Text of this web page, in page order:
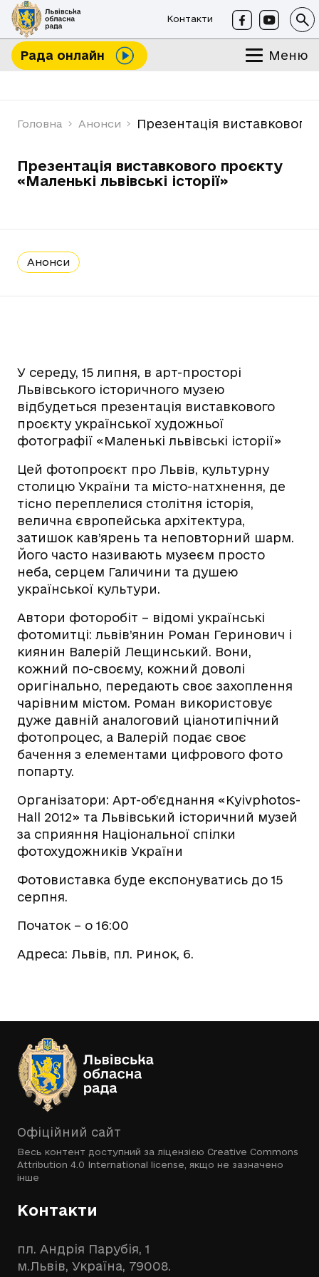
Контакти
Рада онлайн Меню
Головна Анонси Презентація виставкового
Презентація виставкового проєкту
«Маленькі львівські історії»
Анонси
У середу, 15 липня, в арт-просторі
Львівського історичного музею
відбудеться презентація виставкового
проєкту української художньої
фотографії «Маленькі львівські історії»
Цей фотопроєкт про Львів, культурну
столицю України та місто-натхнення, де
тісно переплелися столітня історія,
велична європейська архітектура,
затишок кав’ярень та неповторний шарм.
Його часто називають музеєм просто
неба, серцем Галичини та душею
української культури.
Автори фоторобіт – відомі українські
фотомитці: львів’янин Роман Геринович і
киянин Валерій Лещинський. Вони,
кожний по-своєму, кожний доволі
оригінально, передають своє захоплення
чарівним містом. Роман використовує
дуже давній аналоговий ціанотипічний
фотопроцес, а Валерій подає своє
бачення з елементами цифрового фото
попарту.
Організатори: Арт-об’єднання «Kyivphotos-
Hall 2012» та Львівський історичний музей
за сприяння Національної спілки
фотохудожників України
Фотовиставка буде експонуватись до 15
серпня.
Початок – о 16:00
Адреса: Львів, пл. Ринок, 6.
Офіційний сайт
Весь контент доступний за ліцензією Creative Commons
Attribution 4.0 International license , якщо не зазначено
інше
Контакти
пл. Андрія Парубія, 1
м.Львів, Україна, 79008.